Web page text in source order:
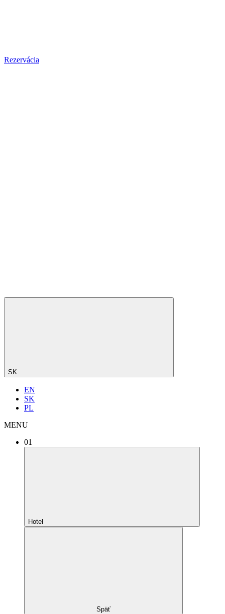
Rezervácia
SK
EN
SK
PL
MENU
01
Hotel
Späť